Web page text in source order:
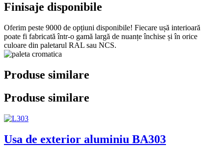
Finisaje disponibile
Oferim peste 9000 de opțiuni disponibile! Fiecare ușă interioară
poate fi fabricată într-o gamă largă de nuanțe închise și în orice
culoare din paletarul RAL sau NCS.
Produse similare
Produse similare
Usa de exterior aluminiu BA303